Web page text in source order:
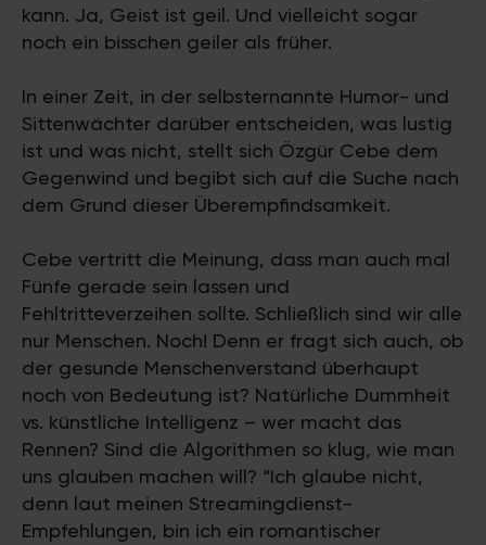
kann. Ja, Geist ist geil. Und vielleicht sogar
noch ein bisschen geiler als früher.
In einer Zeit, in der selbsternannte Humor- und
Sittenwächter darüber entscheiden, was lustig
ist und was nicht, stellt sich Özgür Cebe dem
Gegenwind und begibt sich auf die Suche nach
dem Grund dieser Überempfindsamkeit.
Cebe vertritt die Meinung, dass man auch mal
Fünfe gerade sein lassen und
Fehltritteverzeihen sollte. Schließlich sind wir alle
nur Menschen. Noch! Denn er fragt sich auch, ob
der gesunde Menschenverstand überhaupt
noch von Bedeutung ist? Natürliche Dummheit
vs. künstliche Intelligenz – wer macht das
Rennen? Sind die Algorithmen so klug, wie man
uns glauben machen will? “Ich glaube nicht,
denn laut meinen Streamingdienst-
Empfehlungen, bin ich ein romantischer